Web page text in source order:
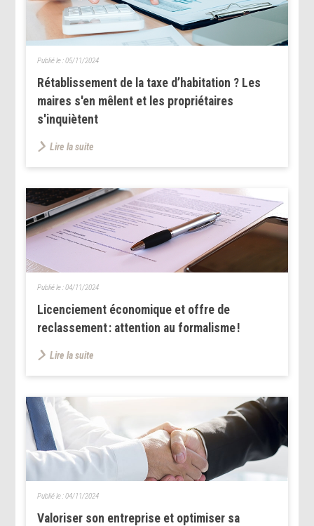
Rétablissement de la taxe d’habitation ? Les
maires s'en mêlent et les propriétaires
s'inquiètent
Publié le :05/11/2024
Lire la suite
Licenciement économique et offre de
reclassement : attention au formalisme !
Publié le :04/11/2024
Lire la suite
Valoriser son entreprise et optimiser sa
Publié le :04/11/2024